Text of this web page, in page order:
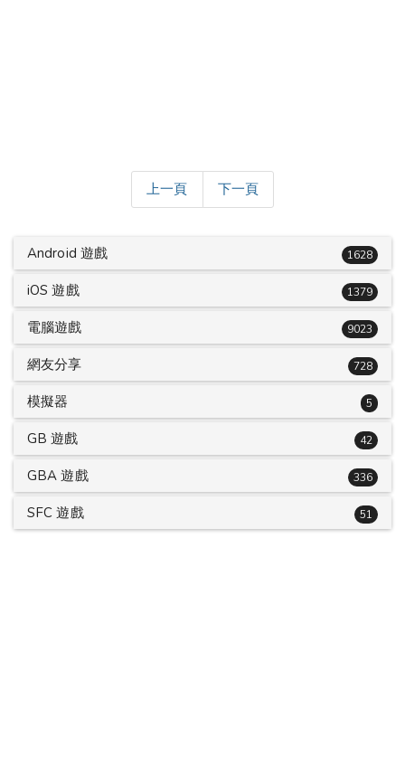
上一頁 下一頁
Android 遊戲 1628
iOS 遊戲 1379
電腦遊戲 9023
網友分享 728
模擬器 5
GB 遊戲 42
GBA 遊戲 336
SFC 遊戲 51